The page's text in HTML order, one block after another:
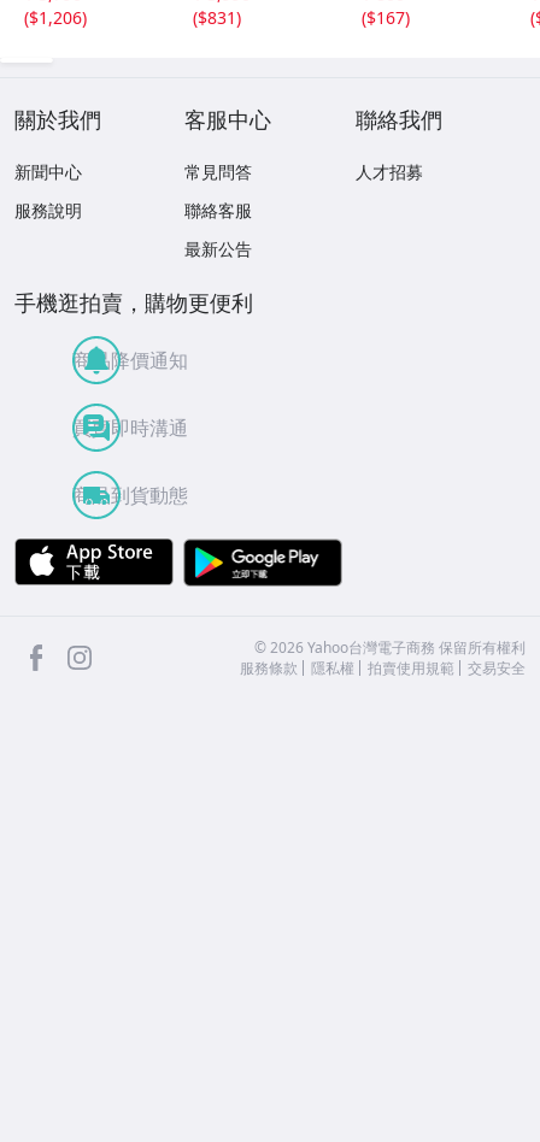
ヴァインベルク：
ヴァイオリンとピ
($1,206)
ピアノ三重奏曲
集 a6NnB08KH
($831)
($167)
(
關於我們
新聞中心
服務說明
客服中心
常見問答
聯絡客服
最新公告
聯絡我們
人才招募
手機逛拍賣，購物更便利
商品降價通知
買賣即時溝通
商品到貨動態
APP Store
facebook ©2026 Yahoo台灣電子商務 保留所有權利
服務條款
隱私權 拍賣使用規範 交易安全